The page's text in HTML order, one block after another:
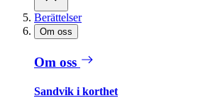
Berättelser
Om oss
Om oss
Sandvik i korthet